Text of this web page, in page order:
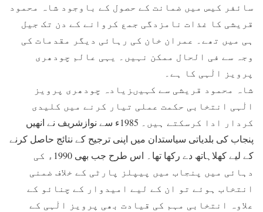
سائفر کیس میں ضمانت کے حصول کے باوجود شاہ محمود
قریشی کا غذات نامزدگی جمع کروانے کے دن تک جیل
ہی میں تھے۔ عمران خان کی رہائی دیگر مقدمات کی
وجہ سے فی الحال ممکن نہیں۔ یہی عالم چودھری
پرویز الٰہی کا ہے۔
شاہ محمود قریشی سے کہیںزیادہ چودھری پرویز
الٰہی انتخابی حکمت عملی تیار کرنے میں کلیدی
کردار ادا کرسکتے ہیں۔ 1985ء سے نوازشریف نے انھیں
پنجاب کی بلدیاتی سیاستدان میں اپنی ترجیح کے نتائج حاصل کرنے
کے لیے کھلاہاتھ دے رکھا تھا۔ اس طرح جب بھی 1990ء کی
دہائی میں پنجاب میں پیپلز پارٹی کے خلاف ضمنی
انتخاب ہوئے تو ان کے لیے امیدوار کے چنائو کے
علاوہ انتخابی مہم کی قیادت بھی پرویز الٰہی کے